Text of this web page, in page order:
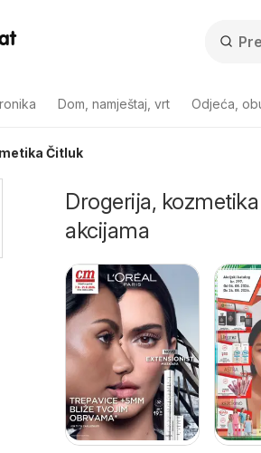
Dom, namještaj, vrt Odjeća,
Čitluk
Drogerija,
akcijama